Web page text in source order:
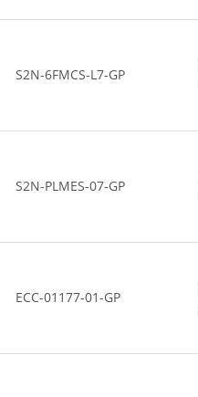
S2N-6FMCS-L7-GP
S2N-PLMES-07-GP
ECC-01177-01-GP